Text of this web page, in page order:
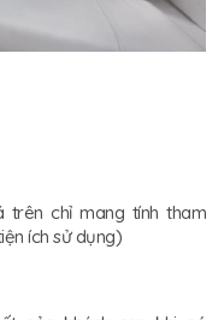
trên chỉ mang tính tham
ích sử dụng)